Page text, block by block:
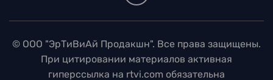
© ООО "ЭрТиВиАй Продакшн". Все права защищены.
При цитировании материалов активная
гиперссылка на rtvi.com обязательна